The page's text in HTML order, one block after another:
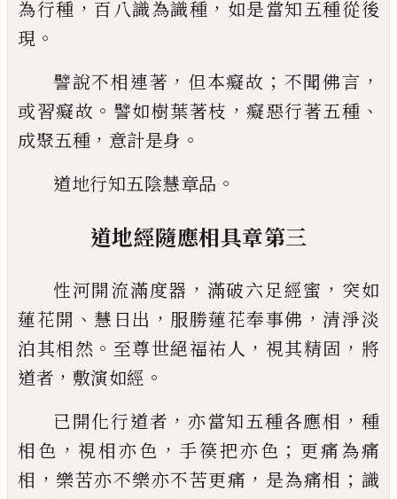
為行種 ， 百八識為識種 ， 如是當知五種從後
現 。
譬說不相連著 ， 但本癡故 ； 不聞佛言 ，
或習癡故 。 譬如樹葉著枝 ，癡惡行著五種 、
成聚五種 ， 意計是身 。
道地行知五陰慧章品 。
道地經隨應相具章第三
性河開流滿度器 ， 滿破六足經蜜 ， 突如
蓮花開 、 慧日出 ， 服勝蓮花奉事佛 ， 清淨淡
泊其相然 。 至尊世絕福祐人 ， 視其精固 ， 將
道者 ， 敷演如經 。
已開化行道者 ，亦當知五種各應相 ， 種
相色 ，視相亦色 ， 手篌把亦色 ； 更痛為痛
相 ， 樂苦亦不樂亦不苦更痛 ， 是為痛相 ； 識